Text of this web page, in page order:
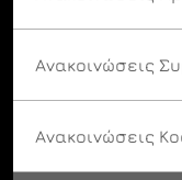
Ανακοινώσεις
Ανακοινώσεις